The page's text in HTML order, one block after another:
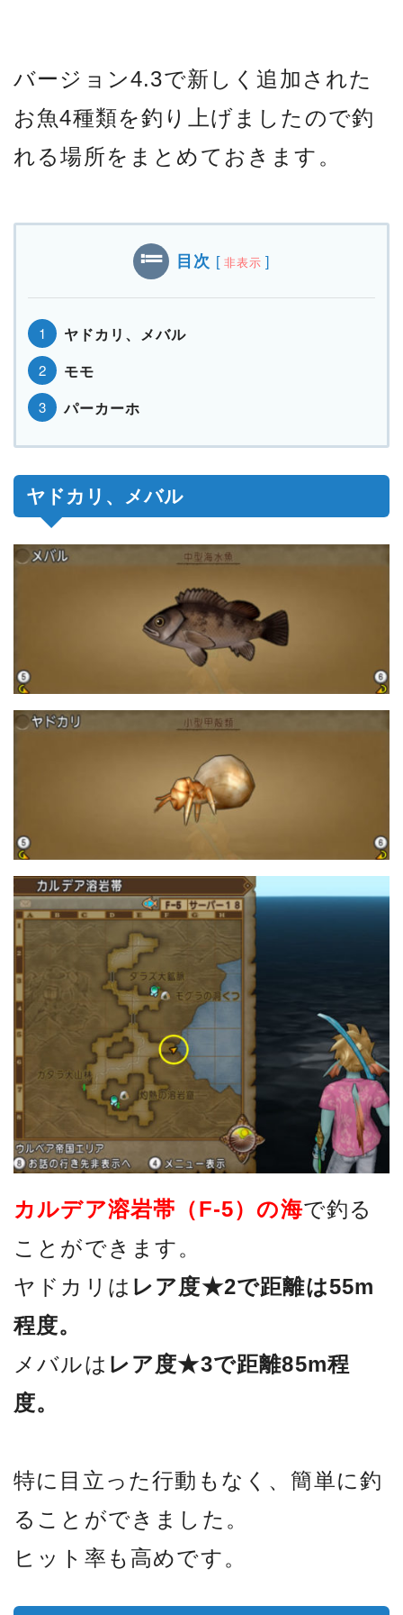
バージョン4.3で新しく追加された
お魚4種類を釣り上げましたので釣
れる場所をまとめておきます。
目次 [ 非表示 ]
ヤドカリ、メバル
モモ
パーカーホ
ヤドカリ、メバル
カルデア溶岩帯（F-5）の海で釣る
ことができます。
ヤドカリは レア度★2で距離は55m
程度。
メバルは レア度★3で距離85m程
度。
特に目立った行動もなく、簡単に釣
ることができました。
ヒット率も高めです。